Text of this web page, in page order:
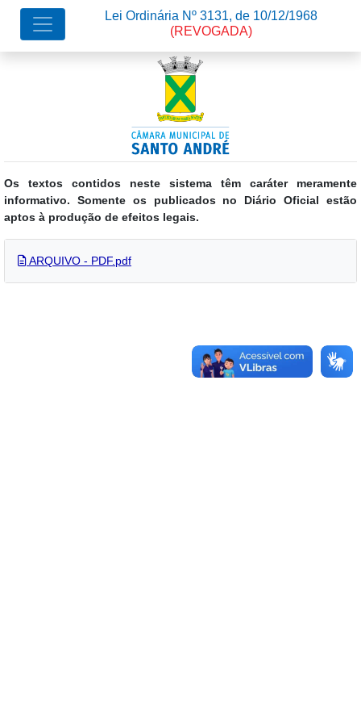
Os textos contidos neste sistema têm caráter meramente
informativo. Somente os publicados no Diário Oficial estão
aptos à produção de efeitos legais.
Lei Ordinária Nº 3131, de 10/12/1968
(REVOGADA)
ARQUIVO - PDF.pdf